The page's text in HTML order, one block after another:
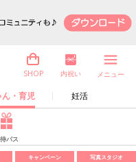
・育児 妊活
SHOP 内祝い メニュー
パス
キャンペーン 写真スタジオ